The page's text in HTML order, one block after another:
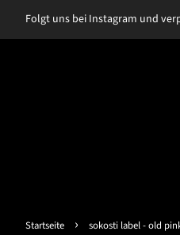
Folgt uns bei Instagram und
Startseite › sokosti label - old